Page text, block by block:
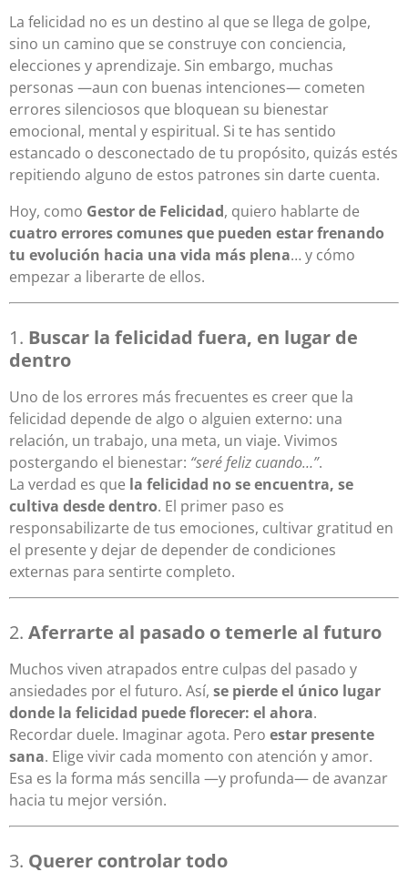
La felicidad no es un destino al que se llega de golpe,
sino un camino que se construye con conciencia,
elecciones y aprendizaje. Sin embargo, muchas
personas —aun con buenas intenciones— cometen
errores silenciosos que bloquean su bienestar
emocional, mental y espiritual. Si te has sentido
estancado o desconectado de tu propósito, quizás estés
repitiendo alguno de estos patrones sin darte cuenta.
Hoy, como Gestor de Felicidad, quiero hablarte de
cuatro errores comunes que pueden estar frenando
tu evolución hacia una vida más plena… y cómo
empezar a liberarte de ellos.
1. Buscar la felicidad fuera, en lugar de
dentro
Uno de los errores más frecuentes es creer que la
felicidad depende de algo o alguien externo: una
relación, un trabajo, una meta, un viaje. Vivimos
postergando el bienestar: “seré feliz cuando…”.
La verdad es que la felicidad no se encuentra, se
cultiva desde dentro. El primer paso es
responsabilizarte de tus emociones, cultivar gratitud en
el presente y dejar de depender de condiciones
externas para sentirte completo.
2. Aferrarte al pasado o temerle al futuro
Muchos viven atrapados entre culpas del pasado y
ansiedades por el futuro. Así, se pierde el único lugar
donde la felicidad puede florecer: el ahora.
Recordar duele. Imaginar agota. Pero estar presente
sana. Elige vivir cada momento con atención y amor.
Esa es la forma más sencilla —y profunda— de avanzar
hacia tu mejor versión.
3. Querer controlar todo